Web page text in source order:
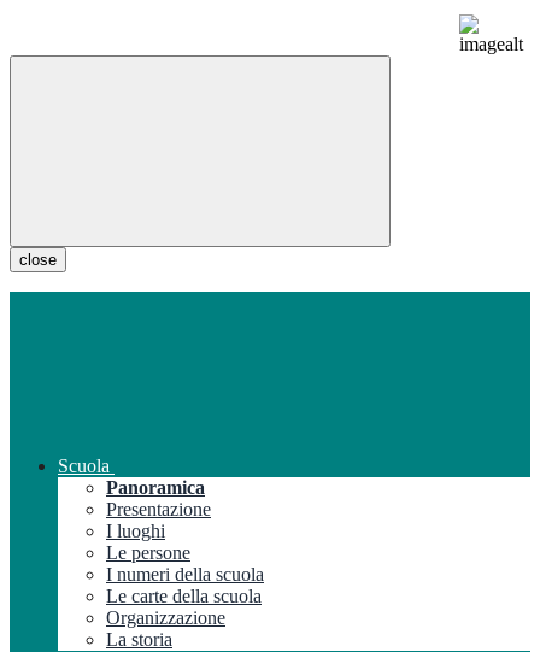
close
Scuola
Panoramica
Presentazione
I luoghi
Le persone
I numeri della scuola
Le carte della scuola
Organizzazione
La storia